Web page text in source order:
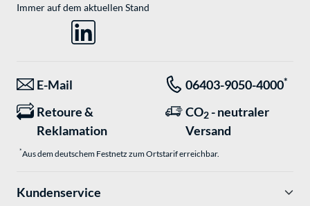
Immer auf dem aktuellen Stand
E-Mail 06403-9050-4000*
Retoure &
Reklamation
CO2 - neutraler
Versand
*Aus dem deutschem Festnetz zum Ortstarif erreichbar.
Kundenservice